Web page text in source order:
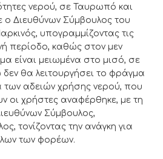
νερού, σε Ταυρωπό και
Διευθύνων Σύμβουλος του
υπογραμμίζοντας τις
περίοδο, καθώς στον μεν
είναι μειωμένα στο μισό, σε
θα λειτουργήσει το φράγμα
των αδειών χρήσης νερού, που
οι χρήστες αναφέρθηκε, με τη
Σύμβουλος,
τονίζοντας την ανάγκη για
των φορέων.